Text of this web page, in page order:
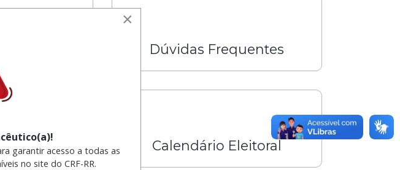
Dúvidas Frequentes
Eleitoral Calendário Eleitoral
×
garantir acesso a todas as
no site do CRF-RR.